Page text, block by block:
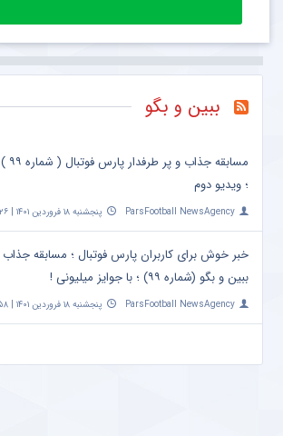
ببین و بگو
مسابقه جذاب و پر طرفدار پارس فوتبال ( شماره ۹۹ )
؛ ویدیو دوم
ParsFootball NewsAgency پنجشنبه ۱۸ فروردین ۱۴۰۱ | ۱۳:۲۶
خبر خوش برای کاربران پارس فوتبال ؛ مسابقه جذاب
ببین و بگو (شماره ۹۹) ؛ با جوایز میلیونی !
ParsFootball NewsAgency پنجشنبه ۱۸ فروردین ۱۴۰۱ | ۱۲:۵۸